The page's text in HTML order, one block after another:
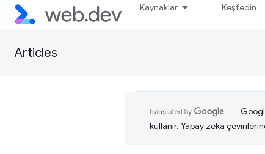
Kaynaklar Keşfedin
Articles
kullanır. Yapay zeka